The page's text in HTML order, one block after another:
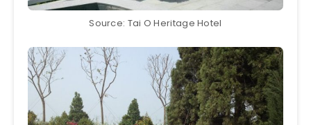
Source: Tai O Heritage Hotel